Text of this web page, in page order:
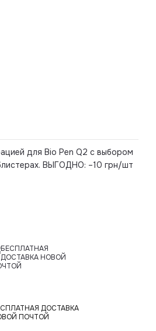
для Bio Pen Q2 с выбором
ВЫГОДНО: –10 грн/шт
ДОСТАВКА
ПОЧТОЙ